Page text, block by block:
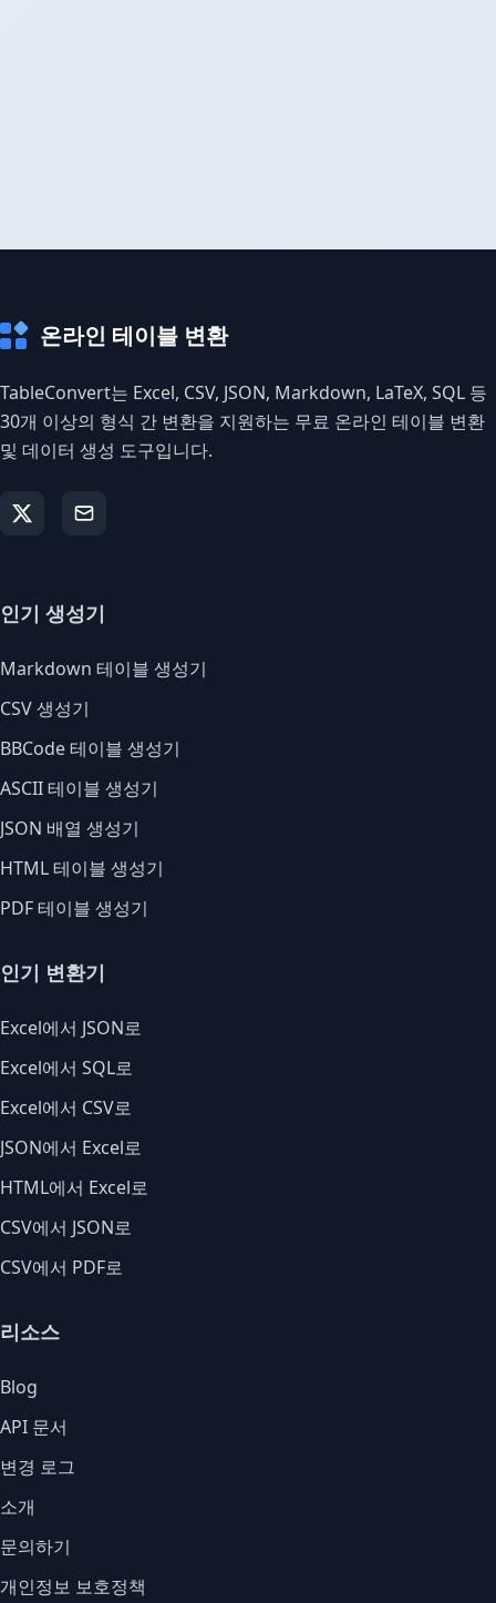
온라인 테이블 변환
TableConvert는 Excel, CSV, JSON, Markdown, LaTeX, SQL 등
30개 이상의 형식 간 변환을 지원하는 무료 온라인 테이블 변환
및 데이터 생성 도구입니다.
인기 생성기
Markdown 테이블 생성기
CSV 생성기
BBCode 테이블 생성기
ASCII 테이블 생성기
JSON 배열 생성기
HTML 테이블 생성기
PDF 테이블 생성기
인기 변환기
Excel에서 JSON로
Excel에서 SQL로
Excel에서 CSV로
JSON에서 Excel로
HTML에서 Excel로
CSV에서 JSON로
CSV에서 PDF로
리소스
Blog
API 문서
변경 로그
소개
문의하기
개인정보 보호정책